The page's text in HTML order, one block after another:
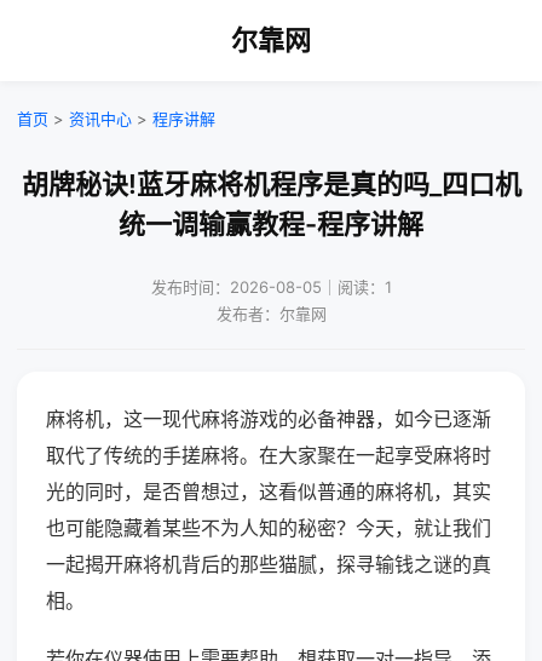
尔靠网
首页 > 资讯中心 > 程序讲解
胡牌秘诀!蓝牙麻将机程序是真的吗_四口机
统一调输赢教程-程序讲解
发布时间：2026-08-05｜阅读：1
发布者：尔靠网
麻将机，这一现代麻将游戏的必备神器，如今已逐渐
取代了传统的手搓麻将。在大家聚在一起享受麻将时
光的同时，是否曾想过，这看似普通的麻将机，其实
也可能隐藏着某些不为人知的秘密？今天，就让我们
一起揭开麻将机背后的那些猫腻，探寻输钱之谜的真
相。